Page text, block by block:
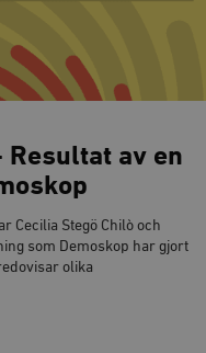
av en
Cecilia Stegö Chilò och
som Demoskop har gjort
olika